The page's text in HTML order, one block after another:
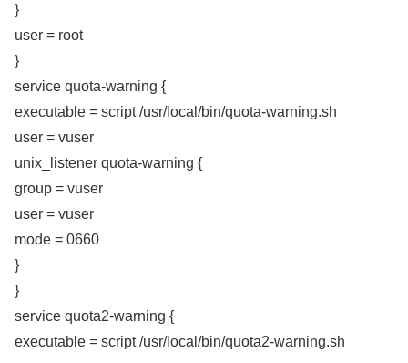
}
user = root
}
service quota-warning {
executable = script /usr/local/bin/quota-warning.sh
user = vuser
unix_listener quota-warning {
group = vuser
user = vuser
mode = 0660
}
}
service quota2-warning {
executable = script /usr/local/bin/quota2-warning.sh